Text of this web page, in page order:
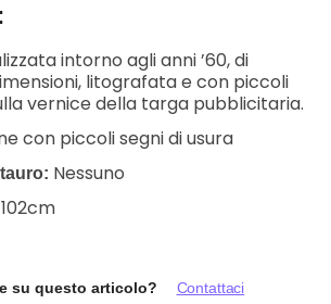
intorno agli anni ’60, di
litografata e con piccoli
vernice della targa pubblicitaria.
con piccoli segni di usura
Nessuno
su questo articolo? Contattaci